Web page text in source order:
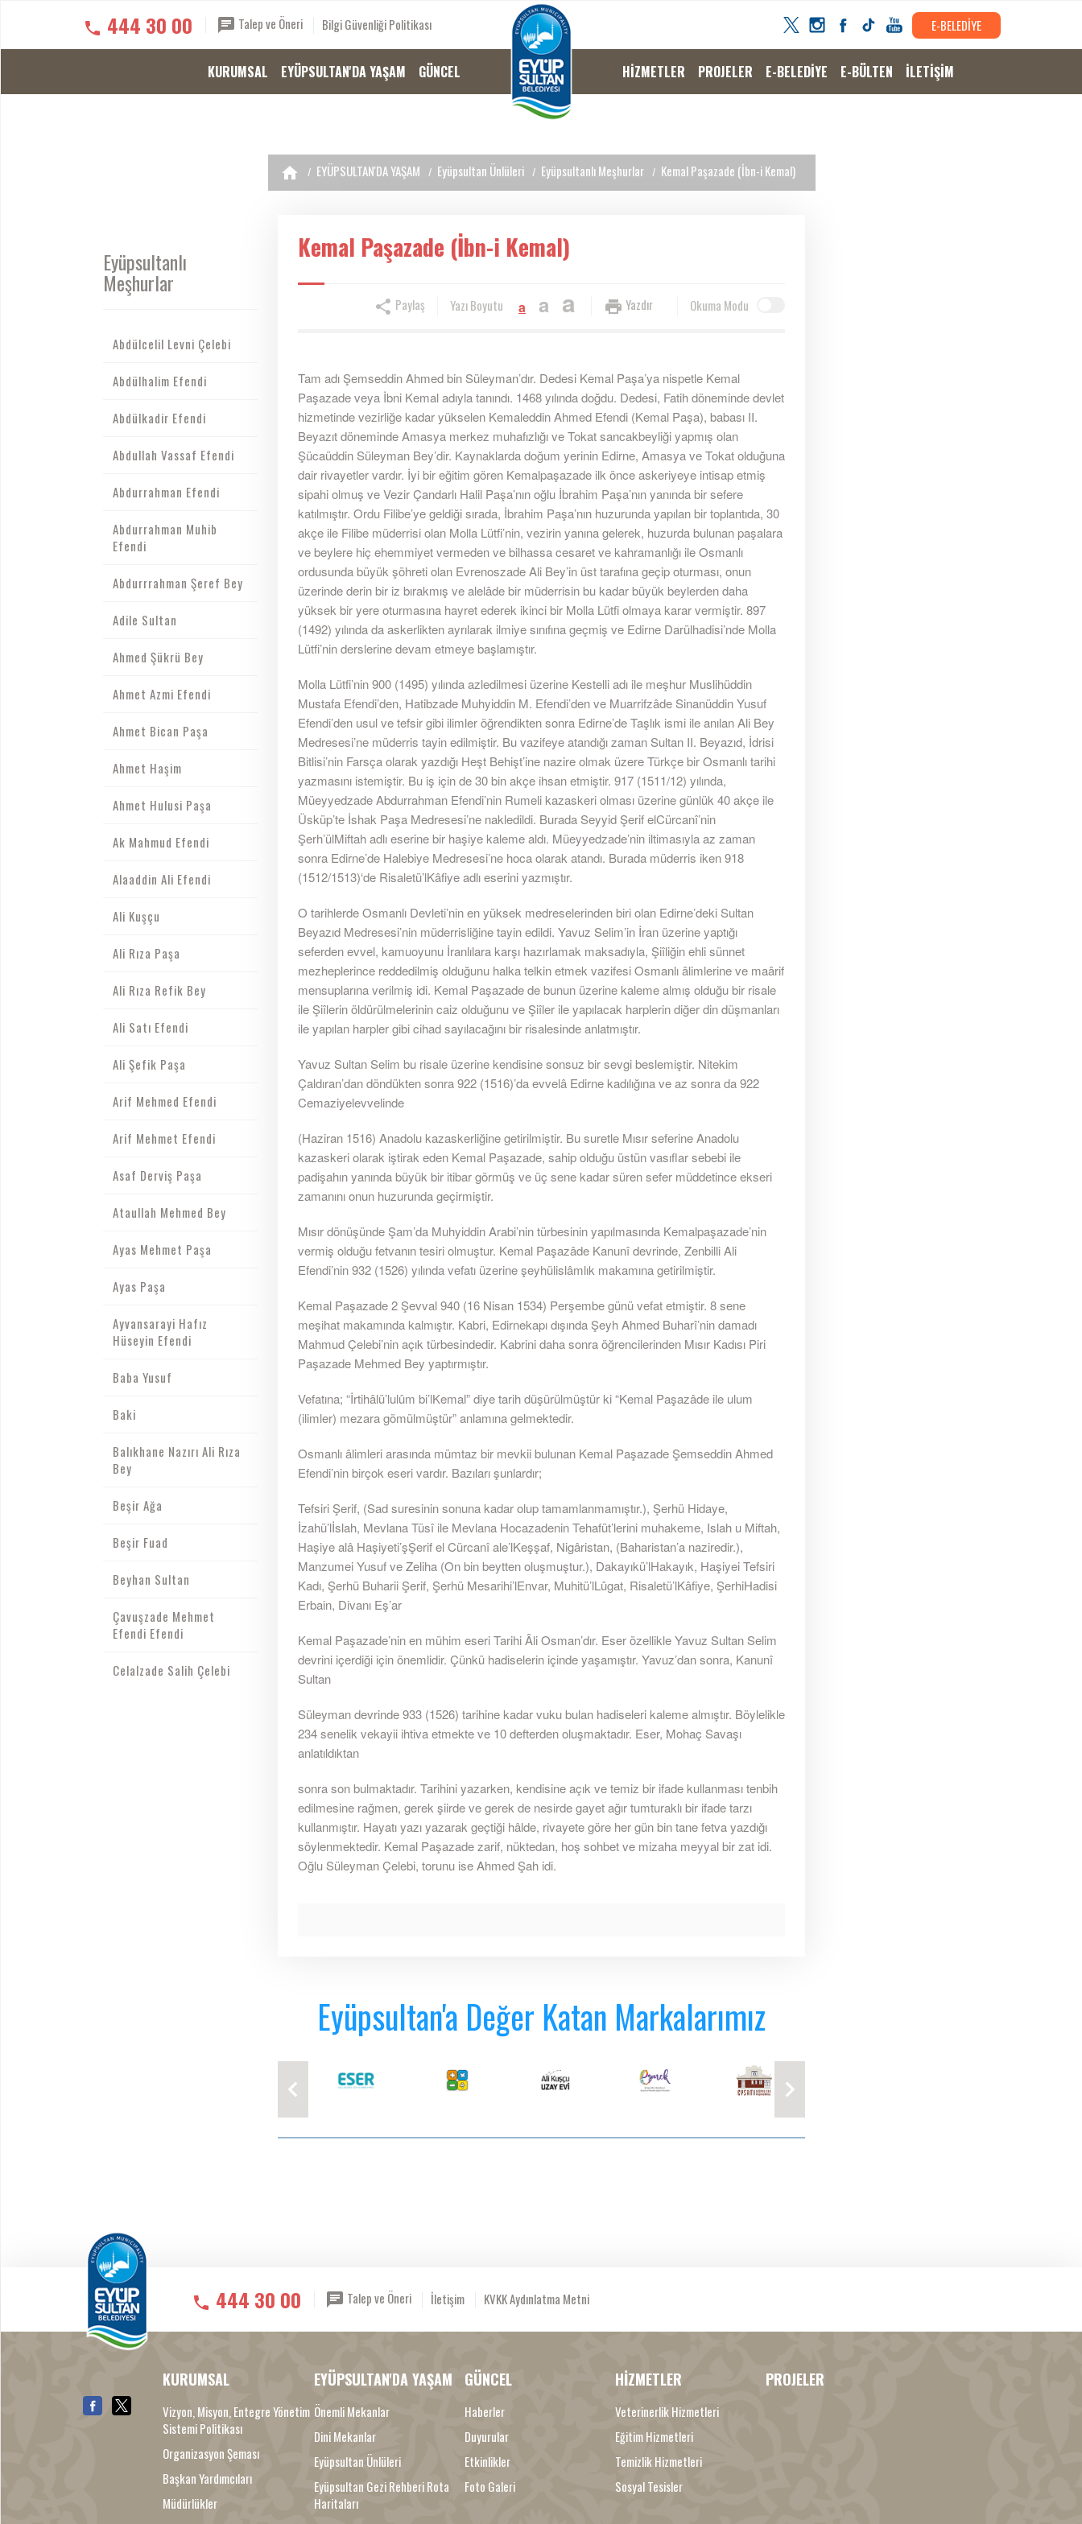
444 30 00 Talep ve Öneri Bilgi Güvenliği Politikası E-BELEDİYE
KURUMSAL EYÜPSULTAN'DA YAŞAM GÜNCEL HİZMETLER PROJELER E-BELEDİYE E-BÜLTEN İLETİŞİM
EYÜPSULTAN'DA YAŞAM Eyüpsultan Ünlüleri Eyüpsultanlı Meşhurlar Kemal Paşazade (İbn-i Kemal)
Eyüpsultanlı
Meşhurlar
Abdülcelil Levni Çelebi
Abdülhalim Efendi
Abdülkadir Efendi
Abdullah Vassaf Efendi
Abdurrahman Efendi
Abdurrahman Muhib
Efendi
Abdurrrahman Şeref Bey
Adile Sultan
Ahmed Şükrü Bey
Ahmet Azmi Efendi
Ahmet Bican Paşa
Ahmet Haşim
Ahmet Hulusi Paşa
Ak Mahmud Efendi
Alaaddin Ali Efendi
Ali Kuşçu
Ali Rıza Paşa
Ali Rıza Refik Bey
Ali Satı Efendi
Ali Şefik Paşa
Arif Mehmed Efendi
Arif Mehmet Efendi
Asaf Derviş Paşa
Ataullah Mehmed Bey
Ayas Mehmet Paşa
Ayas Paşa
Ayvansarayi Hafız
Hüseyin Efendi
Baba Yusuf
Baki
Balıkhane Nazırı Ali Rıza
Bey
Beşir Ağa
Beşir Fuad
Beyhan Sultan
Çavuşzade Mehmet
Efendi Efendi
Celalzade Salih Çelebi
Kemal Paşazade (İbn-i Kemal)
Okuma Modu
Yazdır
Yazı Boyutu a a a
Paylaş
Tam adı Şemseddin Ahmed bin Süleyman’dır. Dedesi Kemal Paşa’ya nispetle Kemal
Paşazade veya İbni Kemal adıyla tanındı. 1468 yılında doğdu. Dedesi, Fatih döneminde devlet
hizmetinde vezirliğe kadar yükselen Kemaleddin Ahmed Efendi (Kemal Paşa), babası II.
Beyazıt döneminde Amasya merkez muhafızlığı ve Tokat sancakbeyliği yapmış olan
Şücaüddin Süleyman Bey’dir. Kaynaklarda doğum yerinin Edirne, Amasya ve Tokat olduğuna
dair rivayetler vardır. İyi bir eğitim gören Kemalpaşazade ilk önce askeriyeye intisap etmiş
sipahi olmuş ve Vezir Çandarlı Halil Paşa’nın oğlu İbrahim Paşa’nın yanında bir sefere
katılmıştır. Ordu Filibe’ye geldiği sırada, İbrahim Paşa’nın huzurunda yapılan bir toplantıda, 30
akçe ile Filibe müderrisi olan Molla Lütfi’nin, vezirin yanına gelerek, huzurda bulunan paşalara
ve beylere hiç ehemmiyet vermeden ve bilhassa cesaret ve kahramanlığı ile Osmanlı
ordusunda büyük şöhreti olan Evrenoszade Ali Bey’in üst tarafına geçip oturması, onun
üzerinde derin bir iz bırakmış ve alelâde bir müderrisin bu kadar büyük beylerden daha
yüksek bir yere oturmasına hayret ederek ikinci bir Molla Lütfi olmaya karar vermiştir. 897
(1492) yılında da askerlikten ayrılarak ilmiye sınıfına geçmiş ve Edirne Darülhadisi’nde Molla
Lütfi’nin derslerine devam etmeye başlamıştır.
Molla Lütfi’nin 900 (1495) yılında azledilmesi üzerine Kestelli adı ile meşhur Muslihüddin
Mustafa Efendi’den, Hatibzade Muhyiddin M. Efendi’den ve Muarrifzâde Sinanüddin Yusuf
Efendi’den usul ve tefsir gibi ilimler öğrendikten sonra Edirne’de Taşlık ismi ile anılan Ali Bey
Medresesi’ne müderris tayin edilmiştir. Bu vazifeye atandığı zaman Sultan II. Beyazıd, İdrisi
Bitlisi’nin Farsça olarak yazdığı Heşt Behişt’ine nazire olmak üzere Türkçe bir Osmanlı tarihi
yazmasını istemiştir. Bu iş için de 30 bin akçe ihsan etmiştir. 917 (1511/12) yılında,
Müeyyedzade Abdurrahman Efendi’nin Rumeli kazaskeri olması üzerine günlük 40 akçe ile
Üsküp’te İshak Paşa Medresesi’ne nakledildi. Burada Seyyid Şerif elCürcanî’nin
Şerh’ülMiftah adlı eserine bir haşiye kaleme aldı. Müeyyedzade’nin iltimasıyla az zaman
sonra Edirne’de Halebiye Medresesi’ne hoca olarak atandı. Burada müderris iken 918
(1512/1513)‘de Risaletü’lKâfiye adlı eserini yazmıştır.
O tarihlerde Osmanlı Devleti’nin en yüksek medreselerinden biri olan Edirne’deki Sultan
Beyazıd Medresesi’nin müderrisliğine tayin edildi. Yavuz Selim’in İran üzerine yaptığı
seferden evvel, kamuoyunu İranlılara karşı hazırlamak maksadıyla, Şiîliğin ehli sünnet
mezheplerince reddedilmiş olduğunu halka telkin etmek vazifesi Osmanlı âlimlerine ve maârif
mensuplarına verilmiş idi. Kemal Paşazade de bunun üzerine kaleme almış olduğu bir risale
ile Şiîlerin öldürülmelerinin caiz olduğunu ve Şiîler ile yapılacak harplerin diğer din düşmanları
ile yapılan harpler gibi cihad sayılacağını bir risalesinde anlatmıştır.
Yavuz Sultan Selim bu risale üzerine kendisine sonsuz bir sevgi beslemiştir. Nitekim
Çaldıran’dan döndükten sonra 922 (1516)’da evvelâ Edirne kadılığına ve az sonra da 922
Cemaziyelevvelinde
(Haziran 1516) Anadolu kazaskerliğine getirilmiştir. Bu suretle Mısır seferine Anadolu
kazaskeri olarak iştirak eden Kemal Paşazade, sahip olduğu üstün vasıflar sebebi ile
padişahın yanında büyük bir itibar görmüş ve üç sene kadar süren sefer müddetince ekseri
zamanını onun huzurunda geçirmiştir.
Mısır dönüşünde Şam’da Muhyiddin Arabi’nin türbesinin yapılmasında Kemalpaşazade’nin
vermiş olduğu fetvanın tesiri olmuştur. Kemal Paşazâde Kanunî devrinde, Zenbilli Ali
Efendi’nin 932 (1526) yılında vefatı üzerine şeyhülislâmlık makamına getirilmiştir.
Kemal Paşazade 2 Şevval 940 (16 Nisan 1534) Perşembe günü vefat etmiştir. 8 sene
meşihat makamında kalmıştır. Kabri, Edirnekapı dışında Şeyh Ahmed Buharî’nin damadı
Mahmud Çelebi’nin açık türbesindedir. Kabrini daha sonra öğrencilerinden Mısır Kadısı Piri
Paşazade Mehmed Bey yaptırmıştır.
Vefatına; “İrtihâlü’lulûm bi’lKemal” diye tarih düşürülmüştür ki “Kemal Paşazâde ile ulum
(ilimler) mezara gömülmüştür” anlamına gelmektedir.
Osmanlı âlimleri arasında mümtaz bir mevkii bulunan Kemal Paşazade Şemseddin Ahmed
Efendi’nin birçok eseri vardır. Bazıları şunlardır;
Tefsiri Şerif, (Sad suresinin sonuna kadar olup tamamlanmamıştır.), Şerhü Hidaye,
İzahü’lİslah, Mevlana Tüsî ile Mevlana Hocazadenin Tehafüt’lerini muhakeme, Islah u Miftah,
Haşiye alâ Haşiyeti’şŞerif el Cürcanî ale’lKeşşaf, Nigâristan, (Baharistan’a naziredir.),
Manzumei Yusuf ve Zeliha (On bin beytten oluşmuştur.), Dakayıkü’lHakayık, Haşiyei Tefsiri
Kadı, Şerhü Buharii Şerif, Şerhü Mesarihi’lEnvar, Muhitü’lLûgat, Risaletü’lKâfiye, ŞerhiHadisi
Erbain, Divanı Eş’ar
Kemal Paşazade’nin en mühim eseri Tarihi Âli Osman’dır. Eser özellikle Yavuz Sultan Selim
devrini içerdiği için önemlidir. Çünkü hadiselerin içinde yaşamıştır. Yavuz’dan sonra, Kanunî
Sultan
Süleyman devrinde 933 (1526) tarihine kadar vuku bulan hadiseleri kaleme almıştır. Böylelikle
234 senelik vekayii ihtiva etmekte ve 10 defterden oluşmaktadır. Eser, Mohaç Savaşı
anlatıldıktan
sonra son bulmaktadır. Tarihini yazarken, kendisine açık ve temiz bir ifade kullanması tenbih
edilmesine rağmen, gerek şiirde ve gerek de nesirde gayet ağır tumturaklı bir ifade tarzı
kullanmıştır. Hayatı yazı yazarak geçtiği hâlde, rivayete göre her gün bin tane fetva yazdığı
söylenmektedir. Kemal Paşazade zarif, nüktedan, hoş sohbet ve mizaha meyyal bir zat idi.
Oğlu Süleyman Çelebi, torunu ise Ahmed Şah idi.
Eyüpsultan'a Değer Katan Markalarımız
444 30 00 Talep ve Öneri İletişim KVKK Aydınlatma Metni
KURUMSAL
Vizyon, Misyon, Entegre Yönetim
Sistemi Politikası
Organizasyon Şeması
Başkan Yardımcıları
Müdürlükler
EYÜPSULTAN'DA YAŞAM
Önemli Mekanlar
Dini Mekanlar
Eyüpsultan Ünlüleri
Eyüpsultan Gezi Rehberi Rota
Haritaları
GÜNCEL
Haberler
Duyurular
Etkinlikler
Foto Galeri
HİZMETLER
Veterinerlik Hizmetleri
Eğitim Hizmetleri
Temizlik Hizmetleri
Sosyal Tesisler
PROJELER